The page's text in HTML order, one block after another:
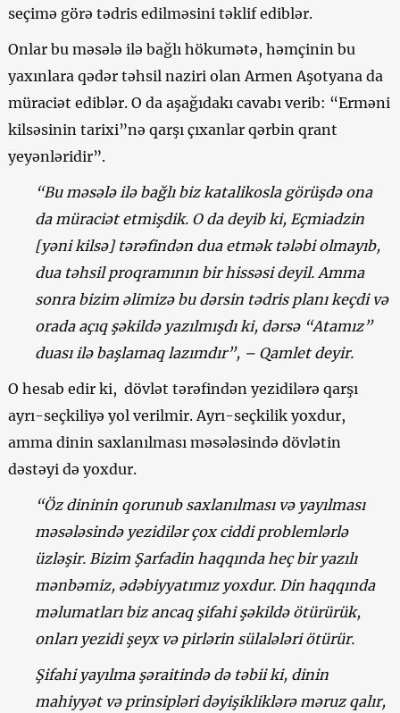
seçimə görə tədris edilməsini təklif ediblər.
Onlar bu məsələ ilə bağlı hökumətə, həmçinin bu
yaxınlara qədər təhsil naziri olan Armen Aşotyana da
müraciət ediblər. O da aşağıdakı cavabı verib: “Erməni
kilsəsinin tarixi”nə qarşı çıxanlar qərbin qrant
yeyənləridir”.
“Bu məsələ ilə bağlı biz katalikosla görüşdə ona
da müraciət etmişdik. O da deyib ki, Eçmiadzin
[yəni kilsə] tərəfindən dua etmək tələbi olmayıb,
dua təhsil proqramının bir hissəsi deyil. Amma
sonra bizim əlimizə bu dərsin tədris planı keçdi və
orada açıq şəkildə yazılmışdı ki, dərsə “Atamız”
duası ilə başlamaq lazımdır”, – Qamlet deyir.
O hesab edir ki, dövlət tərəfindən yezidilərə qarşı
ayrı-seçkiliyə yol verilmir. Ayrı-seçkilik yoxdur,
amma dinin saxlanılması məsələsində dövlətin
dəstəyi də yoxdur.
“Öz dininin qorunub saxlanılması və yayılması
məsələsində yezidilər çox ciddi problemlərlə
üzləşir. Bizim Şarfadin haqqında heç bir yazılı
mənbəmiz, ədəbiyyatımız yoxdur. Din haqqında
məlumatları biz ancaq şifahi şəkildə ötürürük,
onları yezidi şeyx və pirlərin sülalələri ötürür.
Şifahi yayılma şəraitində də təbii ki, dinin
mahiyyət və prinsipləri dəyişikliklərə məruz qalır,